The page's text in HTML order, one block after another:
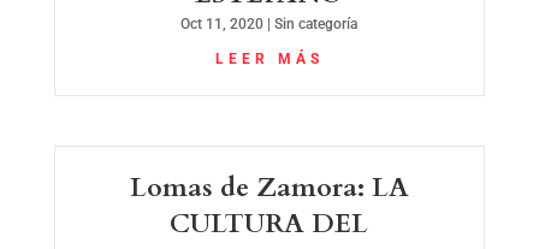
Oct 11, 2020 |Sin categoría
LEER MÁS
Lomas de Zamora: LA
CULTURA DEL